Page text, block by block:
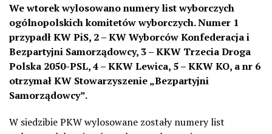
We wtorek wylosowano numery list wyborczych
ogólnopolskich komitetów wyborczych. Numer 1
przypadł KW PiS, 2 – KW Wyborców Konfederacja i
Bezpartyjni Samorządowcy, 3 – KKW Trzecia Droga
Polska 2050-PSL, 4 – KKW Lewica, 5 – KKW KO, a nr 6
otrzymał KW Stowarzyszenie „Bezpartyjni
Samorządowcy”.
W siedzibie PKW wylosowane zostały numery list